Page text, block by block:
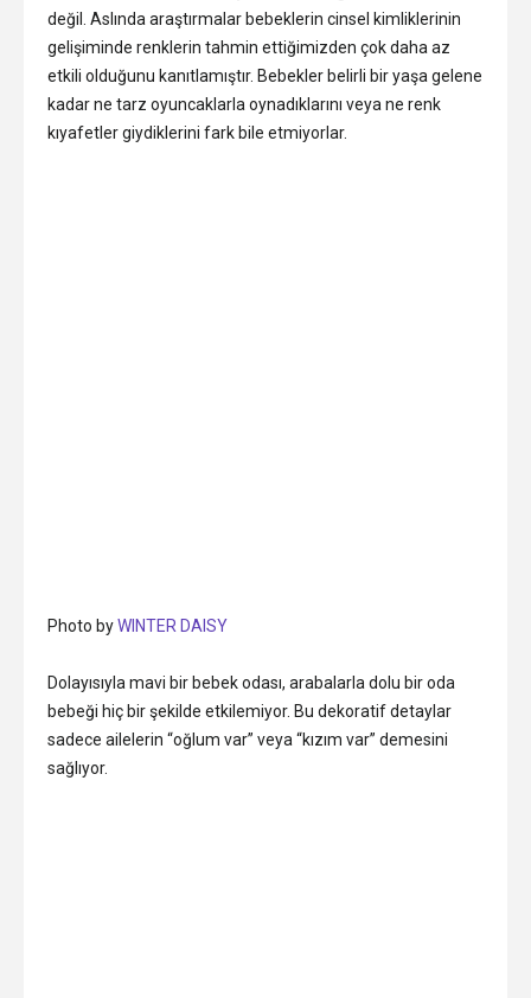
değil. Aslında araştırmalar bebeklerin cinsel kimliklerinin
gelişiminde renklerin tahmin ettiğimizden çok daha az
etkili olduğunu kanıtlamıştır. Bebekler belirli bir yaşa gelene
kadar ne tarz oyuncaklarla oynadıklarını veya ne renk
kıyafetler giydiklerini fark bile etmiyorlar.
Photo byWINTER DAISY
Dolayısıyla mavi bir bebek odası, arabalarla dolu bir oda
bebeği hiç bir şekilde etkilemiyor. Bu dekoratif detaylar
sadece ailelerin “oğlum var” veya “kızım var” demesini
sağlıyor.